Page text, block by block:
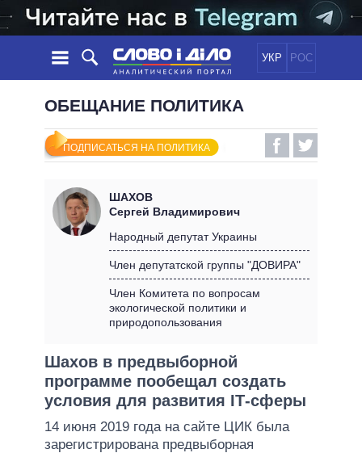
УКР РОС
НОВОСТИ
ЛЕНТА
СОБЫТИЯ
СТАТЬИ
МНЕНИЯ
ОБЗОРЫ
ДАЙДЖЕСТЫ
ПОЛИТИКА
ЭКОНОМИКА
МИР
ОБЕЩАНИЯ
ВСЕ ПОЛИТИКИ
ПРЕЗИДЕНТ И ОФИС
КАБИНЕТ МИНИСТРОВ
ГЛАВЫ ОБЛАДМИНИСТРАЦИЙ
ИНФОГРАФИКА
ВИДЕО
ПОДДЕРЖАТЬ
СРАВНЕНИЕ ПОЛИТИКОВ
ОБЕЩАНИЕ ПОЛИТИКА
ПОДПИСАТЬСЯ НА ПОЛИТИКА
ШАХОВ
Сергей Владимирович
Народный депутат Украины
Член депутатской группы "ДОВИРА"
Член Комитета по вопросам
экологической политики и
природопользования
Шахов в предвыборной
программе пообещал создать
условия для развития ІТ-сферы
14 июня 2019 года на сайте ЦИК была
зарегистрирована предвыборная